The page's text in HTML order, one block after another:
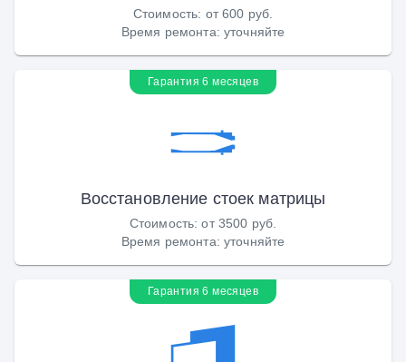
Стоимость: от 600 руб.
Время ремонта: уточняйте
Гарантия 6 месяцев
Восстановление стоек матрицы
Стоимость:от 3500 руб.
Время ремонта: уточняйте
Гарантия 6 месяцев